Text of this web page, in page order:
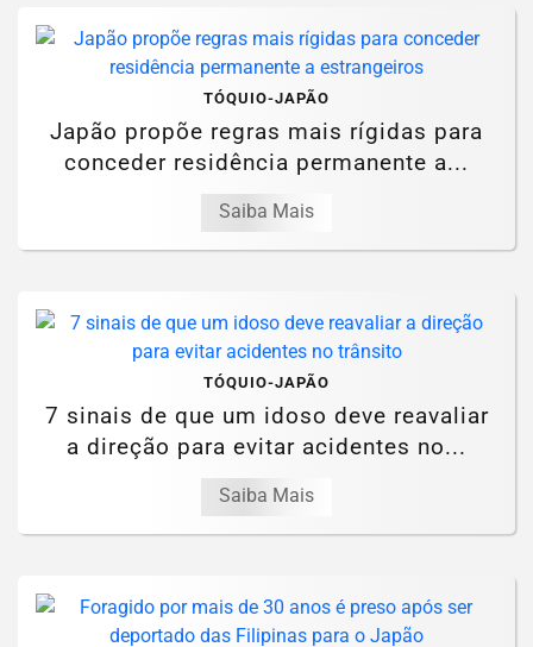
TÓQUIO-JAPÃO
Japão propõe regras mais rígidas para
conceder residência permanente a...
Saiba Mais
TÓQUIO-JAPÃO
7 sinais de que um idoso deve reavaliar
a direção para evitar acidentes no...
Saiba Mais